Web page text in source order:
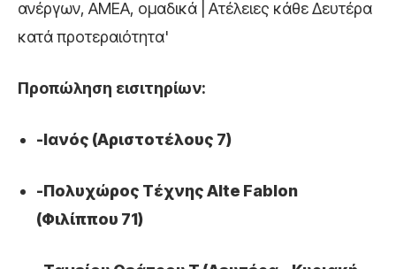
ανέργων, ΑΜΕΑ, ομαδικά | Ατέλειες κάθε Δευτέρα
κατά προτεραιότητα'
Προπώληση εισιτηρίων:
-Ιανός (Αριστοτέλους 7)
-Πολυχώρος Τέχνης Alte Fablon
(Φιλίππου 71)